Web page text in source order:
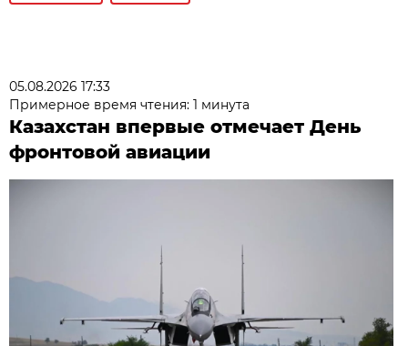
05.08.2026 17:33
Примерное время чтения: 1 минута
Казахстан впервые отмечает День
фронтовой авиации